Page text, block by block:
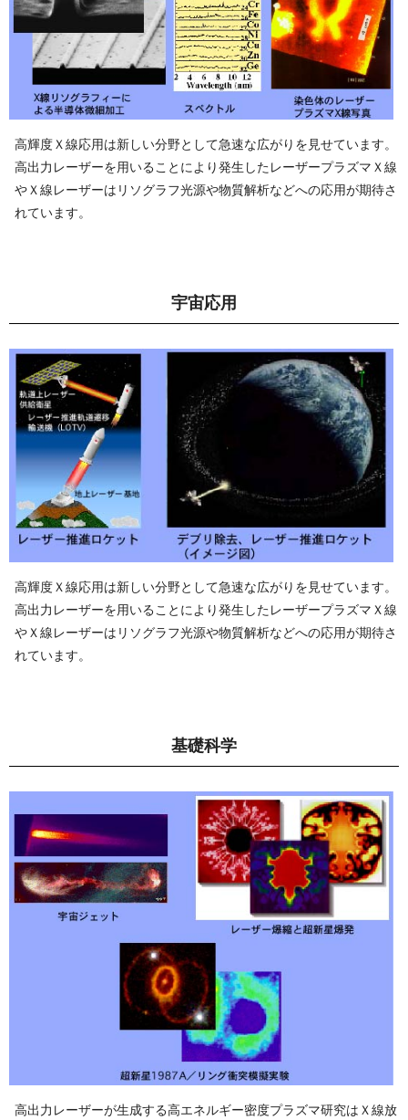
高輝度Ｘ線応用は新しい分野として急速な広がりを見せています。
高出力レーザーを用いることにより発生したレーザープラズマＸ線
やＸ線レーザーはリソグラフ光源や物質解析などへの応用が期待さ
れて い ま す 。
宇 宙 応 用
高輝度Ｘ線応用は新しい分野として急速な広がりを見せています。
高出力レーザーを用いることにより発生したレーザープラズマＸ線
やＸ線レーザーはリソグラフ光源や物質解析などへの応用が期待さ
れて い ま す 。
基 礎 科 学
高出力レーザーが生成する高エネルギー密度プラズマ研究はＸ線放